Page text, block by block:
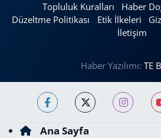
Topluluk Kuralları
Haber
Düzeltme Politikası
Etik İlkeleri
İletişim
Haber Yazılımı: TE
Ana Sayfa